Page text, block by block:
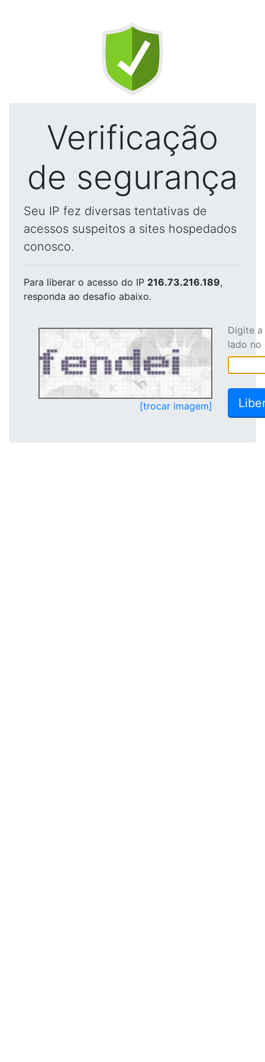
Verificação
de segurança
Seu IP fez diversas tentativas de
acessos suspeitos a sites hospedados
conosco.
Para liberar o acesso do IP 216.73.216.189,
responda ao desafio abaixo.
[trocar imagem]
Digite
lado no